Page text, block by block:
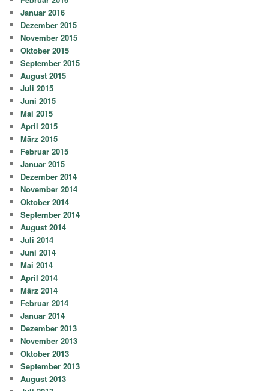
Januar 2016
Dezember 2015
November 2015
Oktober 2015
September 2015
August 2015
Juli 2015
Juni 2015
Mai 2015
April 2015
März 2015
Februar 2015
Januar 2015
Dezember 2014
November 2014
Oktober 2014
September 2014
August 2014
Juli 2014
Juni 2014
Mai 2014
April 2014
März 2014
Februar 2014
Januar 2014
Dezember 2013
November 2013
Oktober 2013
September 2013
August 2013